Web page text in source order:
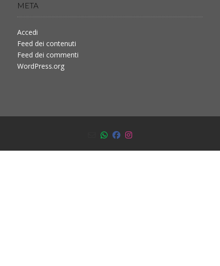
META
Accedi
Feed dei contenuti
Feed dei commenti
WordPress.org